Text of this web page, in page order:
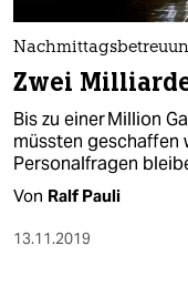
Zwei
Bis zu einer Million
müssten geschaffen
Personalfragen
Von Ralf Pauli
13.11.2019